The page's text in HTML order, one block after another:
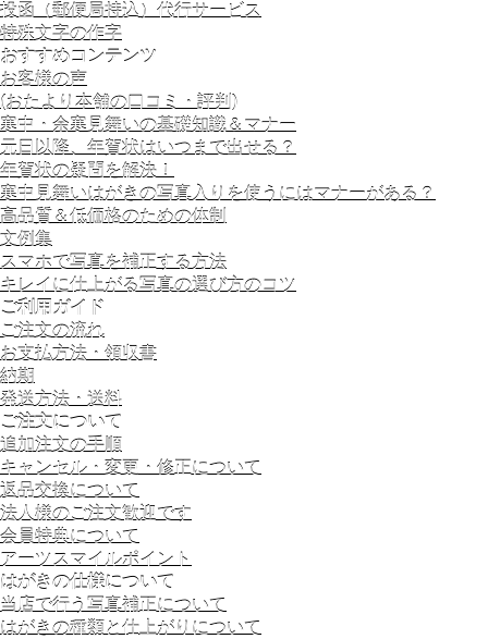
投函（郵便局持込）代行サービス
特殊文字の作字
おすすめコンテンツ
お客様の声
(おたより本舗の口コミ・評判)
寒中・余寒見舞いの基礎知識＆マナー
元日以降、年賀状はいつまで出せる？
年賀状の疑問を解決！
寒中見舞いはがきの写真入りを使うにはマナーがある？
高品質＆低価格のための体制
文例集
スマホで写真を補正する方法
キレイに仕上がる写真の選び方のコツ
ご利用ガイド
ご注文の流れ
お支払方法・領収書
納期
発送方法・送料
ご注文について
追加注文の手順
キャンセル・変更・修正について
返品交換について
法人様のご注文歓迎です
会員特典について
アーツスマイルポイント
はがきの仕様について
当店で行う写真補正について
はがきの種類と仕上がりについて